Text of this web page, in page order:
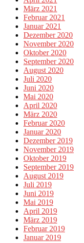
März 2021
Februar 2021
Januar 2021
Dezember 2020
November 2020
Oktober 2020
September 2020
August 2020
Juli 2020
Juni 2020
Mai 2020
April 2020
März 2020
Februar 2020
Januar 2020
Dezember 2019
November 2019
Oktober 2019
September 2019
August 2019
Juli 2019
Juni 2019
Mai 2019
April 2019
März 2019
Februar 2019
Januar 2019